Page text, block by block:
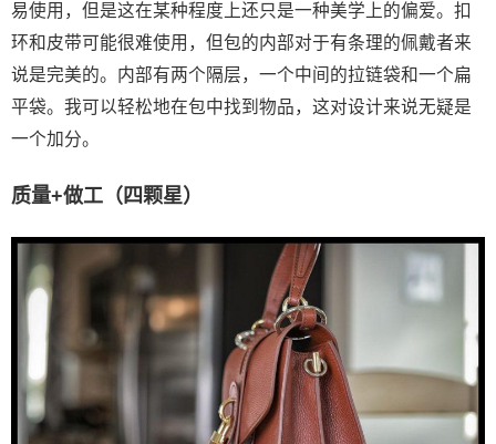
易使用，但是这在某种程度上还只是一种美学上的偏爱。扣
环和皮带可能很难使用，但包的内部对于有条理的佩戴者来
说是完美的。内部有两个隔层，一个中间的拉链袋和一个扁
平袋。我可以轻松地在包中找到物品，这对设计来说无疑是
一个加分。
质量+做工（四颗星）